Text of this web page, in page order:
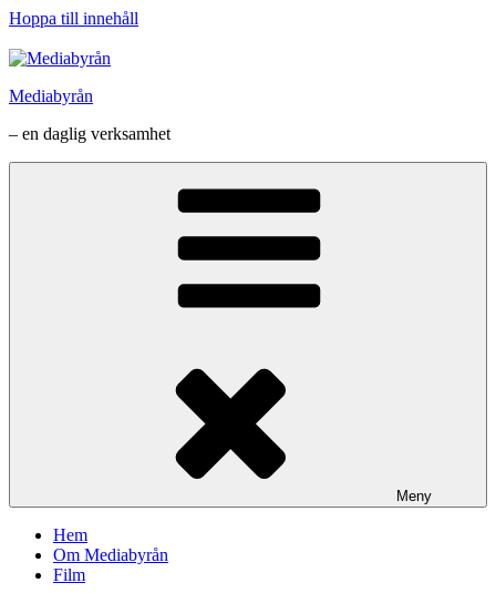
Hoppa till innehåll
Mediabyrån
– en daglig verksamhet
Meny
Hem
Om Mediabyrån
Film